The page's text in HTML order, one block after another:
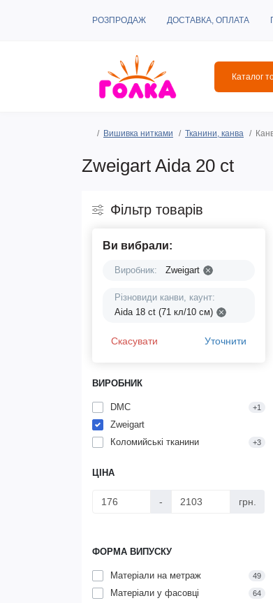
РОЗПРОДАЖ ДОСТАВКА, ОПЛАТА
Каталог
Вишивка нитками Тканини, канва
Zweigart Aida 20 ct
Фільтр товарів
Ви вибрали:
Виробник: Zweigart
Різновиди канви, каунт:
Aida 18 ct (71 кл/10 см)
Скасувати Уточнити
ВИРОБНИК
DMC +1
Zweigart
Коломийські тканини
+3
ЦІНА
- грн.
ФОРМА ВИПУСКУ
Матеріали на метраж 49
Матеріали у фасовці 64